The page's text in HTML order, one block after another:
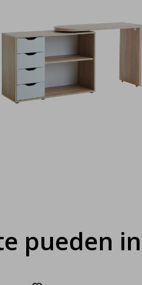
pueden